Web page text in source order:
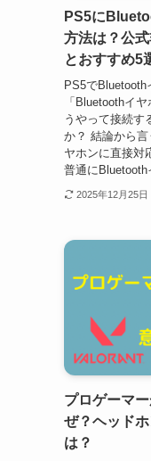
PS5に
方法は？公
とおすすめ5
PS5でBluetooth
「Bluetoothイ
うやって接続す
か？ 結論から
ヤホンに直接対
普通にBluetooth
2025年12月25日
プロゲーマ
ぜ？ヘッド
は？